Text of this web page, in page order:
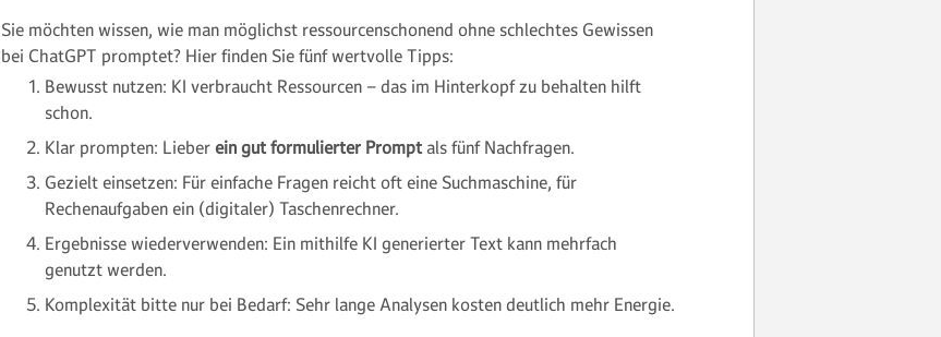
Sie möchten wissen, wie man möglichst ressourcenschonend ohne schlechtes Gewissen
bei ChatGPT promptet? Hier finden Sie fünf wertvolle Tipps:
Bewusst nutzen: KI verbraucht Ressourcen – das im Hinterkopf zu behalten hilft
schon.
Klar prompten: Lieber ein gut formulierter Prompt als fünf Nachfragen.
Gezielt einsetzen: Für einfache Fragen reicht oft eine Suchmaschine, für
Rechenaufgaben ein (digitaler) Taschenrechner.
Ergebnisse wiederverwenden: Ein mithilfe KI generierter Text kann mehrfach
genutzt werden.
Komplexität bitte nur bei Bedarf: Sehr lange Analysen kosten deutlich mehr Energie.